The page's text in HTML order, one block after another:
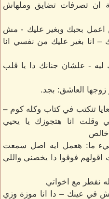
ان تصرفات تضايق وملهاش
اعمل بحبك وبغير عليك - مش
– انا بغير عليك من نفسي انا
ليه - علشان جنانك دا يا قلب
زوجها العاشق: بجد.
تنكتب في كتاب وكله كوم –
وقلت انا هتجوزك يا يحيي
شيء ما: هعمل ايه اصل سمعت
اقولهم فوقوا دا يخصني واللي
نفطر مع اخواتي
في عينك – دا انا موزة وزي